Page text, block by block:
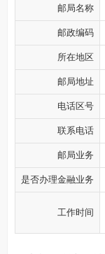
邮局名称
邮政编码
所在地区
邮局地址
电话区号
联系电话
邮局业务
是否办理金融业务
工作时间